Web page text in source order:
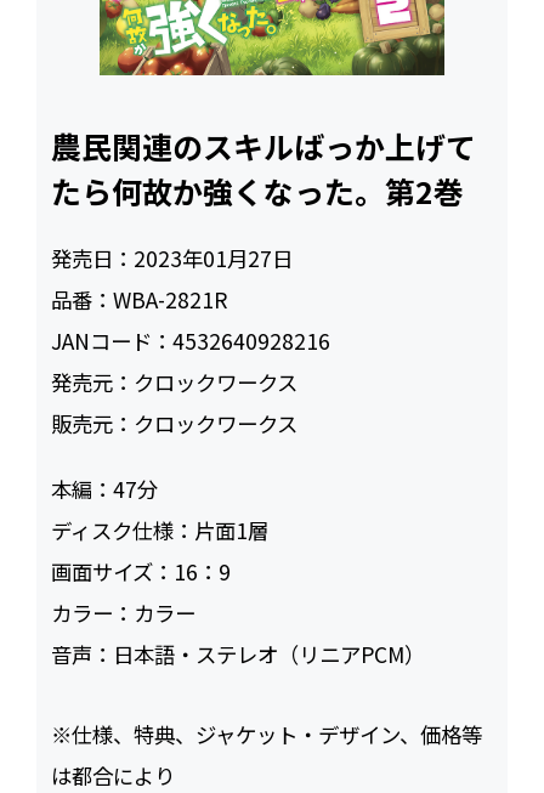
農民関連のスキルばっか上げて
たら何故か強くなった。第2巻
発売日： 2023年01月27日
品番：WBA-2821R
JANコード：4532640928216
発売元： クロックワークス
販売元： クロックワークス
本編：47
ディスク仕様： 片面1層
画面サイズ： 16：9
カラー： カラー
音声： 日本語・ステレオ（リニアPCM）
※仕様、特典、ジャケット・デザイン、価格等
は都合により